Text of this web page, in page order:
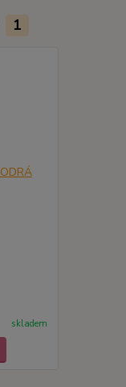
1
skladem